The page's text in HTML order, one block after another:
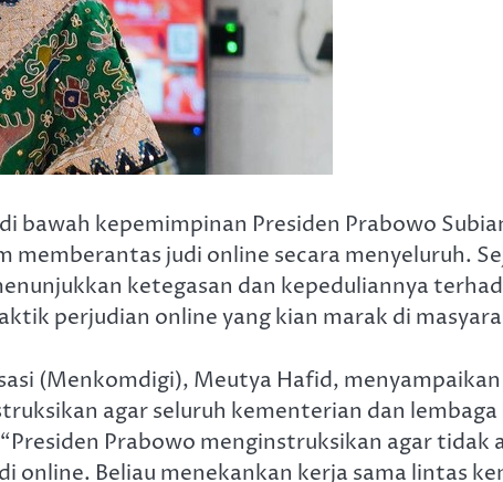
bawah kepemimpinan Presiden Prabowo
memberantas judi online secara menyeluruh.
ketegasan dan kepeduliannya
perjudian online yang kian marak di
(Menkomdigi), Meutya Hafid,
agar seluruh kementerian dan lembaga
Prabowo menginstruksikan agar tidak
online. Beliau menekankan kerja sama lintas